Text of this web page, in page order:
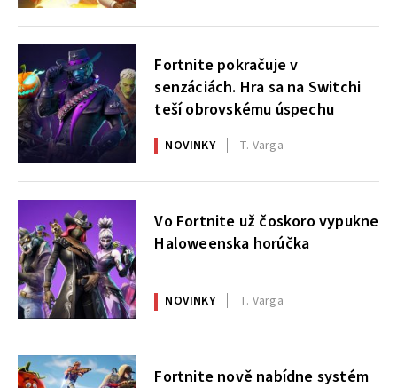
Fortnite pokračuje v
senzáciách. Hra sa na Switchi
teší obrovskému úspechu
NOVINKY T. Varga
Vo Fortnite už čoskoro vypukne
Haloweenska horúčka
NOVINKY T. Varga
Fortnite nově nabídne systém